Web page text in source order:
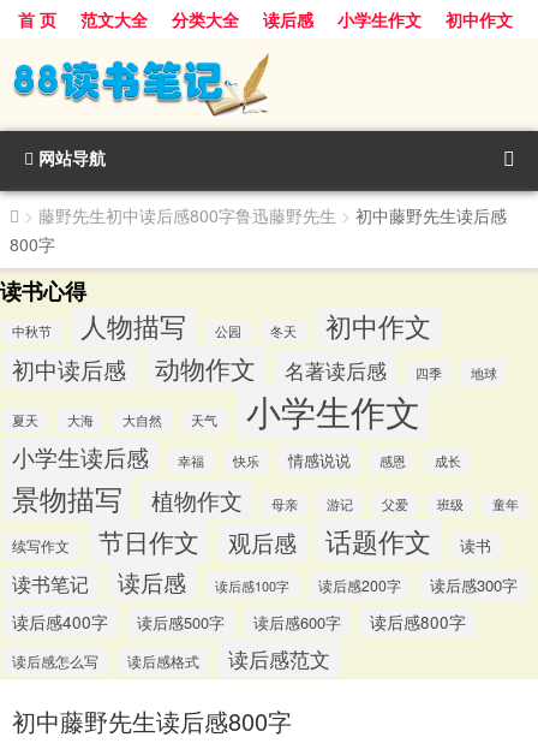
首 页 范文大全 分类大全 读后感 小学生作文
初中作文
景物描写
话题作文 人物描写
节日作文
网站导航
> 藤野先生初中读后感800字鲁迅藤野先生 > 初中藤野先生读后感
800字
读书心得
中秋节 人物描写 公园 冬天 初中作文
初中读后感 动物作文 名著读后感 四季 地球
夏天 大海 大自然 天气 小学生作文
小学生读后感 幸福 快乐 情感说说 感恩 成长
景物描写 植物作文 母亲 游记 父爱 班级 童年
续写作文 节日作文 观后感 话题作文 读书
读书笔记 读后感 读后感100字 读后感200字 读后感300字
读后感400字 读后感500字 读后感600字 读后感800字
读后感怎么写 读后感格式 读后感范文
初中藤野先生读后感800字